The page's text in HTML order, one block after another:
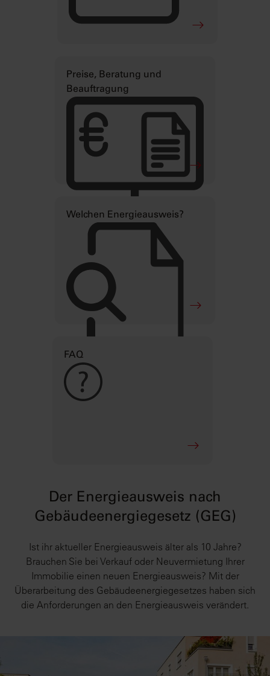
Preise, Beratung und
Beauftragung
Welchen Energieausweis?
FAQ
Der Energieausweis nach
Gebäudeenergiegesetz (GEG)
Ist ihr aktueller Energieausweis älter als 10 Jahre?
Brauchen Sie bei Verkauf oder Neuvermietung Ihrer
Immobilie einen neuen Energieausweis? Mit der
Überarbeitung des Gebäudeenergiegesetzes haben sich
die Anforderungen an den Energieausweis verändert.